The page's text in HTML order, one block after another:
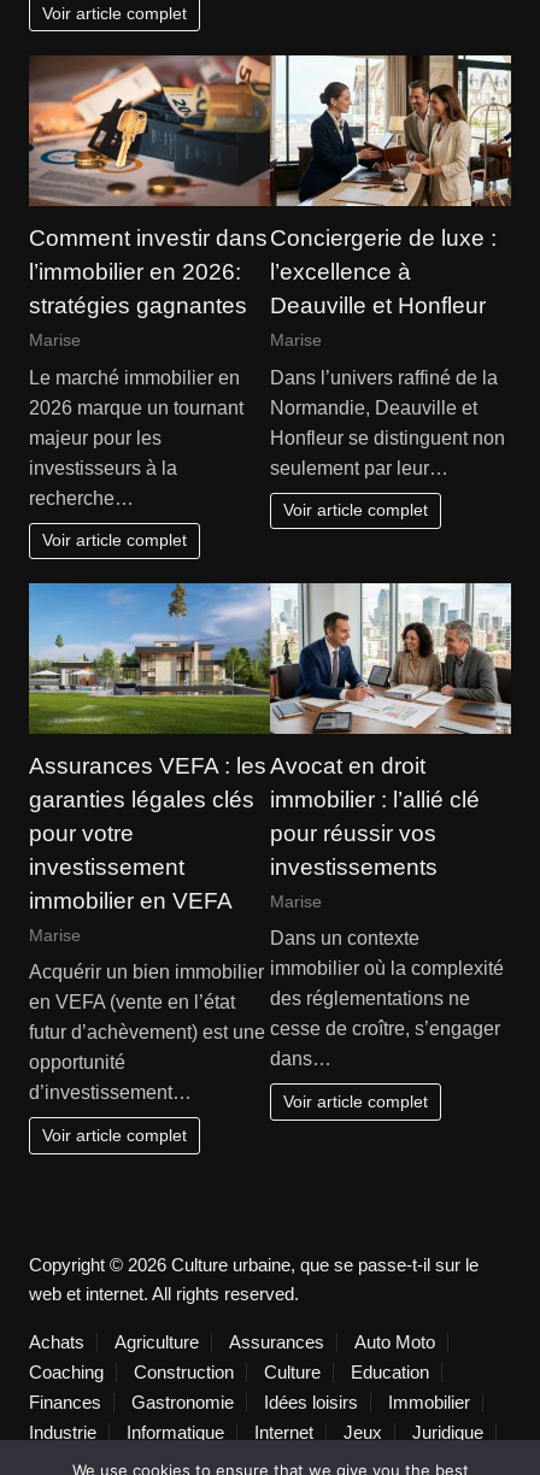
Voir article complet
Comment investir dans
l’immobilier en 2026:
stratégies gagnantes
Marise
Le marché immobilier en
2026 marque un tournant
majeur pour les
investisseurs à la
recherche…
Voir article complet
Conciergerie de luxe :
l’excellence à
Deauville et Honfleur
Marise
Dans l’univers raffiné de la
Normandie, Deauville et
Honfleur se distinguent non
seulement par leur…
Voir article complet
Assurances VEFA : les
garanties légales clés
pour votre
investissement
immobilier en VEFA
Marise
Acquérir un bien immobilier
en VEFA (vente en l’état
futur d’achèvement) est une
opportunité
d’investissement…
Voir article complet
Avocat en droit
immobilier : l’allié clé
pour réussir vos
investissements
Marise
Dans un contexte
immobilier où la complexité
des réglementations ne
cesse de croître, s’engager
dans…
Voir article complet
Copyright © 2026 Culture urbaine, que se passe-t-il sur le
web et internet. All rights reserved.
Achats Agriculture Assurances
Auto Moto
Coaching
Construction Culture
Education
Finances
Gastronomie Idées loisirs
Immobilier
Industrie
Informatique Internet Jeux
Juridique
Lifestyle
Logistique Loisirs Maison Marketing
We use cookies to ensure that we give you the best